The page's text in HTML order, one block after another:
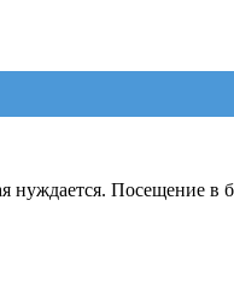
Посещение в